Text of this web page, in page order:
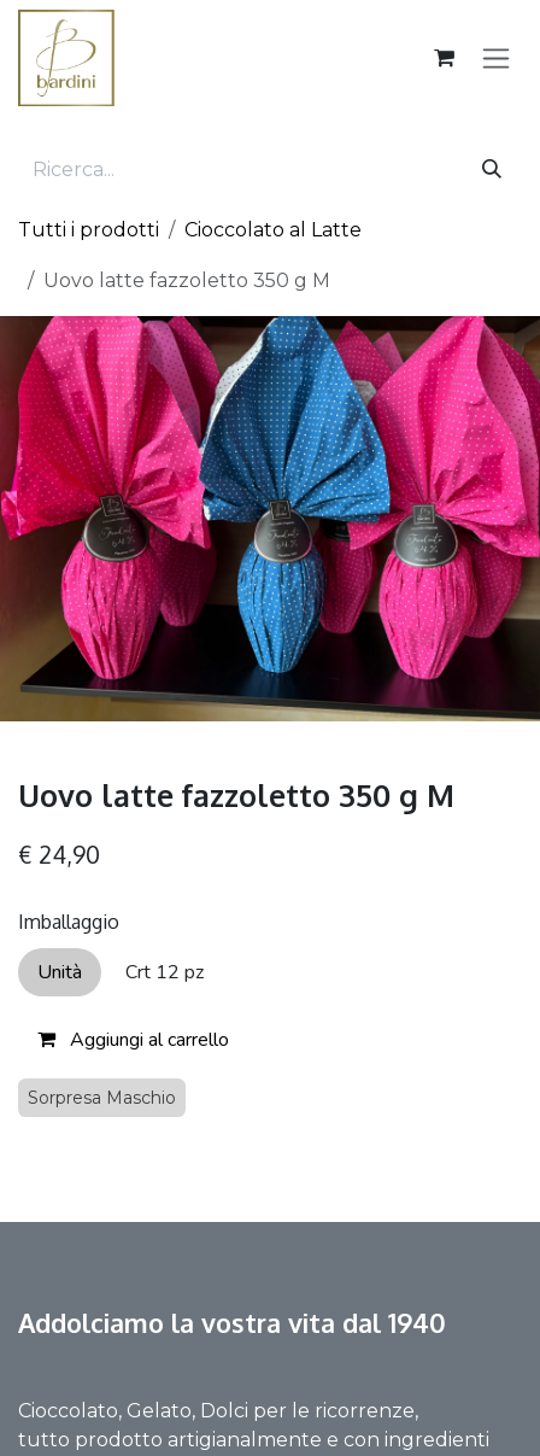
Passa al contenuto
Tutti i prodotti Cioccolato al Latte
Uovo latte fazzoletto 350 g M
Uovo latte fazzoletto 350 g M
€ 24,90
Imballaggio
Unità Crt 12 pz
Aggiungi al carrello
Sorpresa Maschio
Addolciamo la vostra vita dal 1940
Cioccolato, Gelato, Dolci per le ricorrenze,
tutto prodotto artigianalmente e con ingredienti